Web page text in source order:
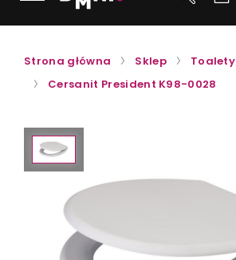
Strona główna Sklep Toalety
Cersanit President K98-0028